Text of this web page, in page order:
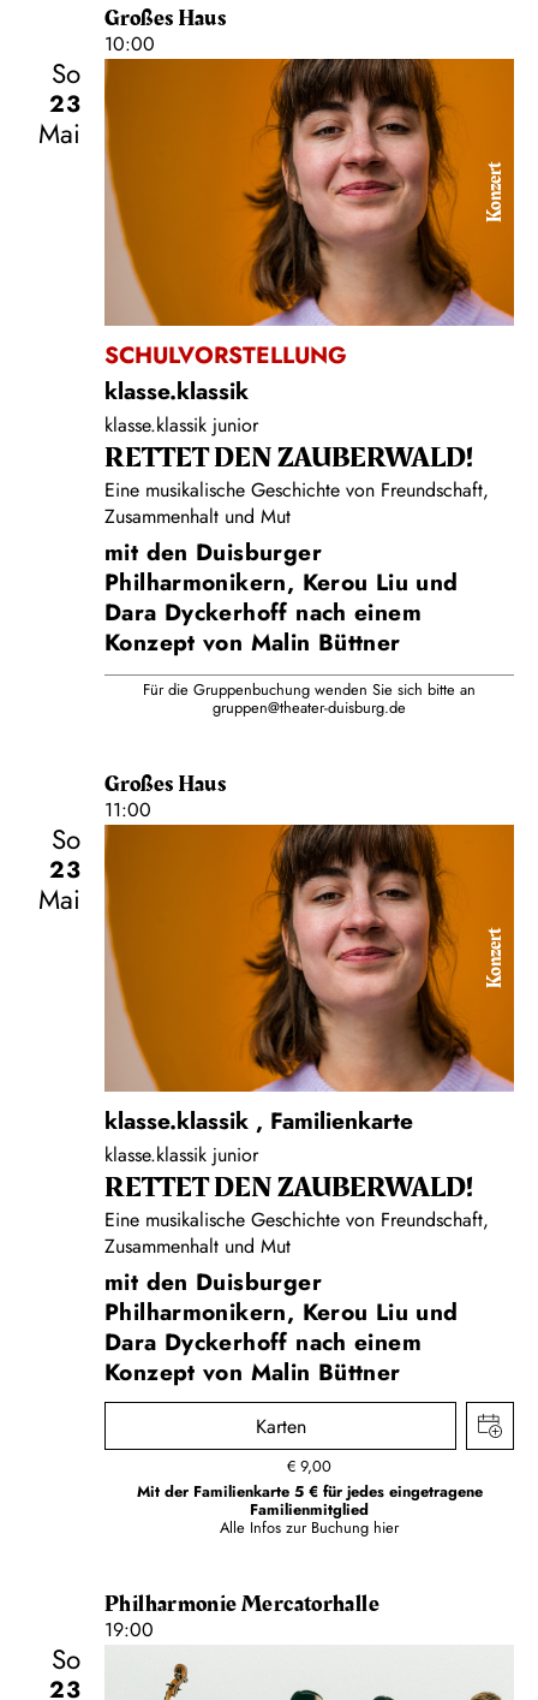
Großes Haus
10:00
So
23
Mai
Konzert
SCHULVORSTELLUNG
klasse.klassik
klasse.klassik junior
RETTET DEN ZAUBERWALD!
Eine musikalische Geschichte von Freundschaft,
Zusammenhalt und Mut
mit den Duisburger
Philharmonikern, Kerou Liu und
Dara Dyckerhoff nach einem
Konzept von Malin Büttner
Für die Gruppenbuchung wenden Sie sich bitte an
gruppen@theater-duisburg.de
Großes Haus
11:00
So
23
Mai
Konzert
klasse.klassik , Familienkarte
klasse.klassik junior
RETTET DEN ZAUBERWALD!
Eine musikalische Geschichte von Freundschaft,
Zusammenhalt und Mut
mit den Duisburger
Philharmonikern, Kerou Liu und
Dara Dyckerhoff nach einem
Konzept von Malin Büttner
Karten
€ 9,00
Mit der Familienkarte 5 € für jedes eingetragene
Familienmitglied
Alle Infos zur Buchung hier
Philharmonie Mercatorhalle
19:00
So
23